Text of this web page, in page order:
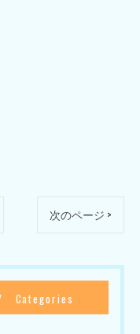
次のページ >
Categories